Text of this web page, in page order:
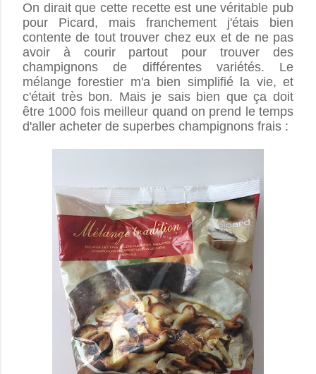
On dirait que cette recette est une véritable pub
pour Picard, mais franchement j'étais bien
contente de tout trouver chez eux et de ne pas
avoir à courir partout pour trouver des
champignons de différentes variétés. Le
mélange forestier m'a bien simplifié la vie, et
c'était très bon. Mais je sais bien que ça doit
être 1000 fois meilleur quand on prend le temps
d'aller acheter de superbes champignons frais :